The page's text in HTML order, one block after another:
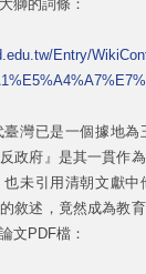
獅的詞條：
Entry/
臺灣已是一個據地
政府』是其一貫作
未引用清朝文獻
敘述，竟然成為教
文PDF檔：